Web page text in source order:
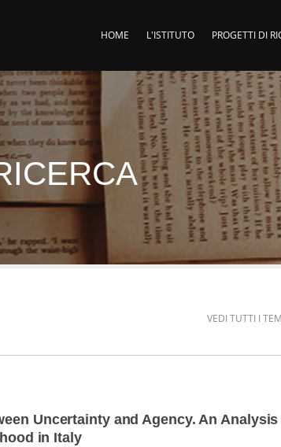
HOME L'ISTITUTO PROGETTI DI
VEDI TUTTI I
Uncertainty and Agency. An
in Italy